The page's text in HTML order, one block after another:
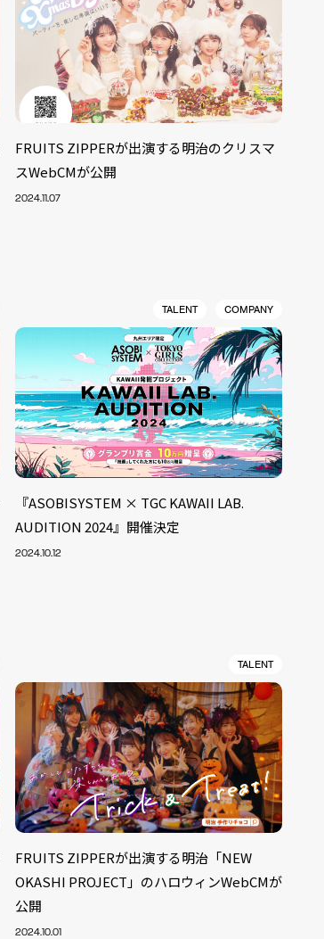
FRUITS ZIPPERが出演する明治のクリスマ
スWebCMが公開
2024.11.07
TALENT COMPANY
『ASOBISYSTEM × TGC KAWAII LAB.
AUDITION 2024』開催決定
2024.10.12
TALENT
FRUITS ZIPPERが出演する明治「NEW
OKASHI PROJECT」のハロウィンWebCMが
公開
2024.10.01